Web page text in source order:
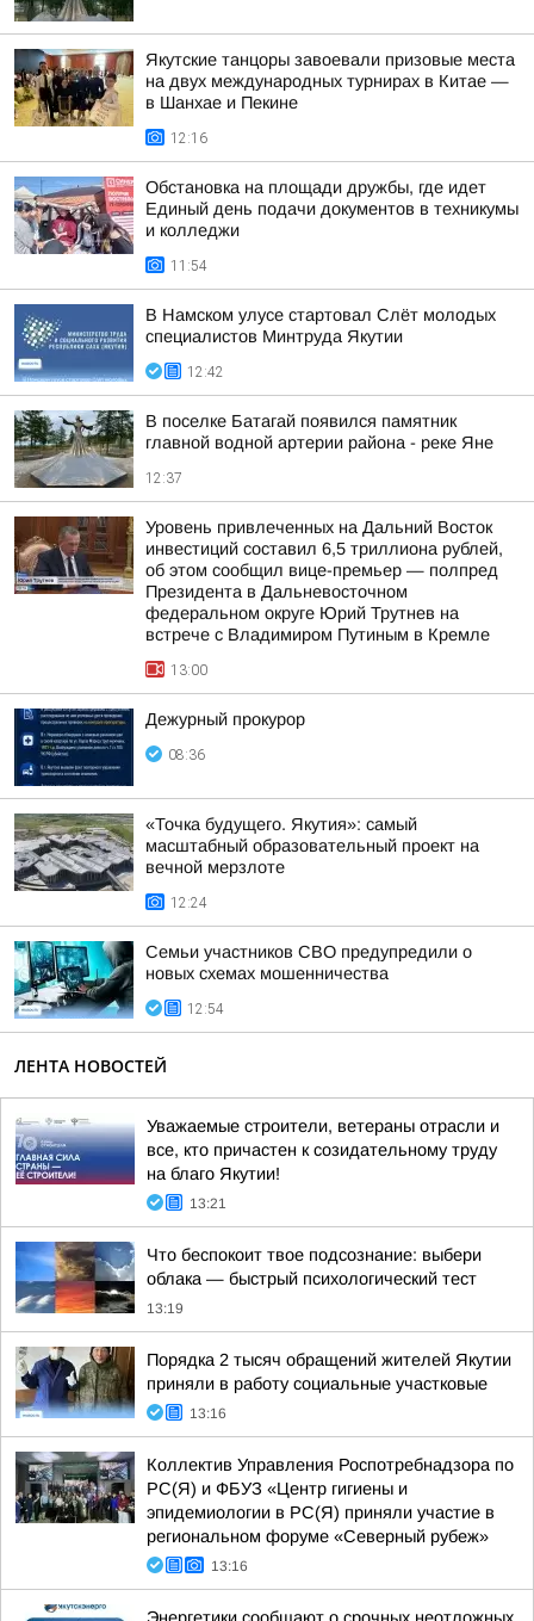
Якутские танцоры завоевали призовые места
на двух международных турнирах в Китае —
в Шанхае и Пекине
12:16
Обстановка на площади дружбы, где идет
Единый день подачи документов в техникумы
и колледжи
11:54
В Намском улусе стартовал Слёт молодых
специалистов Минтруда Якутии
12:42
В поселке Батагай появился памятник
главной водной артерии района - реке Яне
12:37
Уровень привлеченных на Дальний Восток
инвестиций составил 6,5 триллиона рублей,
об этом сообщил вице-премьер — полпред
Президента в Дальневосточном
федеральном округе Юрий Трутнев на
встрече с Владимиром Путиным в Кремле
13:00
Дежурный прокурор
08:36
«Точка будущего. Якутия»: самый
масштабный образовательный проект на
вечной мерзлоте
12:24
Семьи участников СВО предупредили о
новых схемах мошенничества
12:54
ЛЕНТА НОВОСТЕЙ
Уважаемые строители, ветераны отрасли и
все, кто причастен к созидательному труду
на благо Якутии!
13:21
Что беспокоит твое подсознание: выбери
облака — быстрый психологический тест
13:19
Порядка 2 тысяч обращений жителей Якутии
приняли в работу социальные участковые
13:16
Коллектив Управления Роспотребнадзора по
РС(Я) и ФБУЗ «Центр гигиены и
эпидемиологии в РС(Я) приняли участие в
региональном форуме «Северный рубеж»
13:16